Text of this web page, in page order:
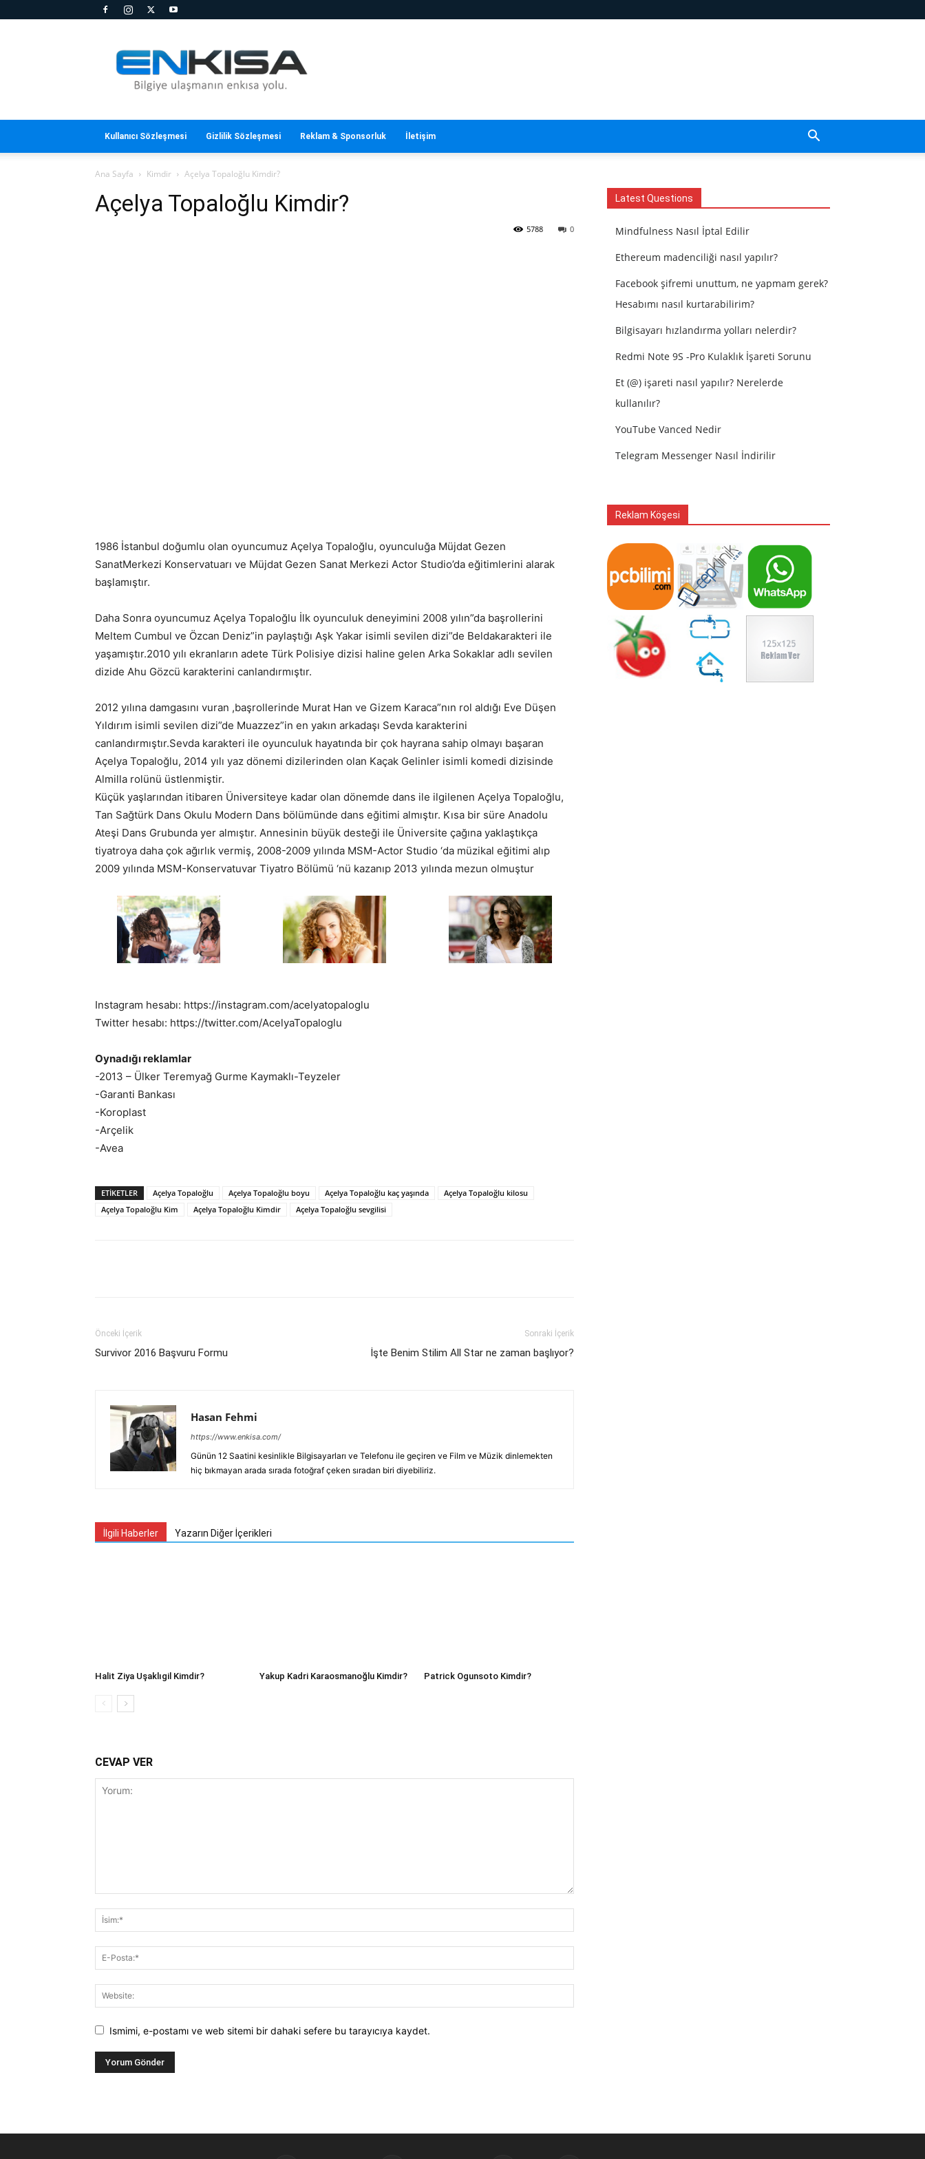
Kısa
Kullanıcı Sözleşmesi Gizlilik Sözleşmesi Reklam & Sponsorluk İletişim
Ana Sayfa Kimdir Açelya Topaloğlu Kimdir?
Açelya Topaloğlu Kimdir?
0
5788
1986 İstanbul doğumlu olan oyuncumuz Açelya Topaloğlu, oyunculuğa Müjdat Gezen
SanatMerkezi Konservatuarı ve Müjdat Gezen Sanat Merkezi Actor Studio’da eğitimlerini alarak
başlamıştır.
Daha Sonra oyuncumuz Açelya Topaloğlu İlk oyunculuk deneyimini 2008 yılın”da başrollerini
Meltem Cumbul ve Özcan Deniz”in paylaştığı Aşk Yakar isimli sevilen dizi”de Beldakarakteri ile
yaşamıştır.2010 yılı ekranların adete Türk Polisiye dizisi haline gelen Arka Sokaklar adlı sevilen
dizide Ahu Gözcü karakterini canlandırmıştır.
2012 yılına damgasını vuran ,başrollerinde Murat Han ve Gizem Karaca”nın rol aldığı Eve Düşen
Yıldırım isimli sevilen dizi”de Muazzez”in en yakın arkadaşı Sevda karakterini
canlandırmıştır.Sevda karakteri ile oyunculuk hayatında bir çok hayrana sahip olmayı başaran
Açelya Topaloğlu, 2014 yılı yaz dönemi dizilerinden olan Kaçak Gelinler isimli komedi dizisinde
Almilla rolünü üstlenmiştir.
Küçük yaşlarından itibaren Üniversiteye kadar olan dönemde dans ile ilgilenen Açelya Topaloğlu,
Tan Sağtürk Dans Okulu Modern Dans bölümünde dans eğitimi almıştır. Kısa bir süre Anadolu
Ateşi Dans Grubunda yer almıştır. Annesinin büyük desteği ile Üniversite çağına yaklaştıkça
tiyatroya daha çok ağırlık vermiş, 2008-2009 yılında MSM-Actor Studio ‘da müzikal eğitimi alıp
2009 yılında MSM-Konservatuvar Tiyatro Bölümü ‘nü kazanıp 2013 yılında mezun olmuştur
Instagram hesabı: https://instagram.com/acelyatopaloglu
Twitter hesabı: https://twitter.com/AcelyaTopaloglu
Oynadığı reklamlar
-2013 – Ülker Teremyağ Gurme Kaymaklı-Teyzeler
-Garanti Bankası
-Koroplast
-Arçelik
-Avea
ETIKETLER Açelya Topaloğlu Açelya Topaloğlu boyu Açelya Topaloğlu kaç yaşında
Açelya Topaloğlu kilosu
Açelya Topaloğlu Kim
Açelya Topaloğlu Kimdir Açelya Topaloğlu sevgilisi
Önceki İçerik
Survivor 2016 Başvuru Formu
Sonraki İçerik
İşte Benim Stilim All Star ne zaman başlıyor?
Hasan Fehmi
https://www.enkisa.com/
Günün 12 Saatini kesinlikle Bilgisayarları ve Telefonu ile geçiren ve Film ve Müzik dinlemekten
hiç bıkmayan arada sırada fotoğraf çeken sıradan biri diyebiliriz.
İlgili Haberler Yazarın Diğer İçerikleri
Halit Ziya Uşaklıgil Kimdir? Yakup Kadri Karaosmanoğlu Kimdir? Patrick Ogunsoto Kimdir?
CEVAP VER
Ismimi, e-postamı ve web sitemi bir dahaki sefere bu tarayıcıya kaydet.
Latest Questions
Mindfulness Nasıl İptal Edilir
Ethereum madenciliği nasıl yapılır?
Facebook şifremi unuttum, ne yapmam gerek?
Hesabımı nasıl kurtarabilirim?
Bilgisayarı hızlandırma yolları nelerdir?
Redmi Note 9S -Pro Kulaklık İşareti Sorunu
Et (@) işareti nasıl yapılır? Nerelerde
kullanılır?
YouTube Vanced Nedir
Telegram Messenger Nasıl İndirilir
Reklam Köşesi